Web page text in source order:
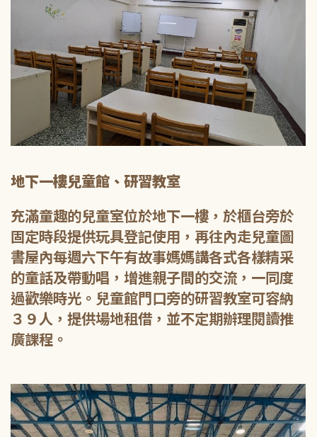
地下一樓兒童館、研習教室
充滿童趣的兒童室位於地下一樓，於櫃台旁於
固定時段提供玩具登記使用，再往內走兒童圖
書屋內每週六下午有故事媽媽講各式各樣精采
的童話及帶動唱，增進親子間的交流，一同度
過歡樂時光。兒童館門口旁的研習教室可容納
３９人，提供場地租借，並不定期辦理閱讀推
廣課程。